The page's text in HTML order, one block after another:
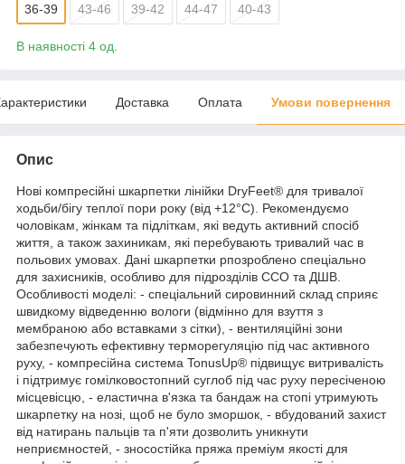
36-39 43-46 39-42 44-47 40-43
В наявності 4 од.
Доставка Оплата Умови повернення
Опис
Нові компресійні шкарпетки лінійки DryFeet® для тривалої
ходьби/бігу теплої пори року (від +12°C). Рекомендуємо
чоловікам, жінкам та підліткам, які ведуть активний спосіб
життя, а також захиникам, які перебувають тривалий час в
польових умовах. Дані шкарпетки рпозроблено спеціально
для захисників, особливо для підрозділів ССО та ДШВ.
Особливості моделі: - спеціальний сировинний склад сприяє
швидкому відведенню вологи (відмінно для взуття з
мембраною або вставками з сітки), - вентиляційні зони
забезпечують ефективну терморегуляцію під час активного
руху, - компресійна система TonusUp® підвищує витривалість
і підтримує гомілковостопний суглоб під час руху пересіченою
місцевісцю, - еластична в'язка та бандаж на стопі утримують
шкарпетку на нозі, щоб не було зморшок, - вбудований захист
від натирань пальців та п'яти дозволить уникнути
неприємностей, - зносостійка пряжа преміум якості для